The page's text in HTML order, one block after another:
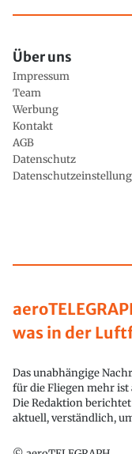
was in der
Das unabhängige
für die Fliegen mehr
Die Redaktion
aktuell, verständlich,
Über uns
Impressum
Team
Werbung
Kontakt
AGB
Datenschutz